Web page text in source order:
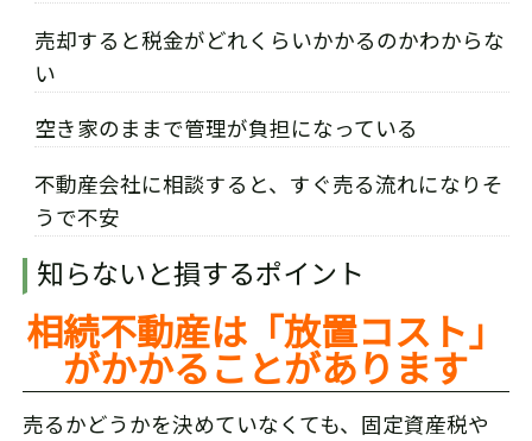
売却すると税金がどれくらいかかるのかわからな
い
空き家のままで管理が負担になっている
不動産会社に相談すると、すぐ売る流れになりそ
うで不安
知らないと損するポイント
相続不動産は「放置コスト」
がかかることがあります
売るかどうかを決めていなくても、固定資産税や